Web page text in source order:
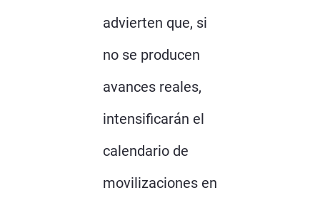
advierten que, si
no se producen
avances reales,
intensificarán el
calendario de
movilizaciones en